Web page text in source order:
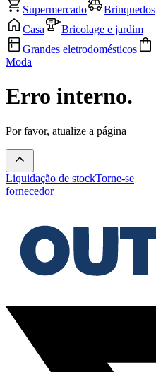
Supermercado
Brinquedos
Casa
Bricolage e jardim
Grandes eletrodomésticos
Moda
Erro interno.
Por favor, atualize a página
Liquidação de stockTorne-se
fornecedor